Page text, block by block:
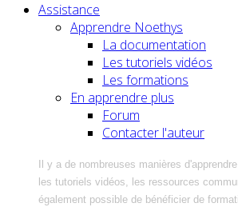
Assistance
Apprendre Noethys
La documentation
Les tutoriels vidéos
Les formations
En apprendre plus
Forum
Contacter l'auteur
Il y a de nombreuses manières
les tutoriels vidéos, les ressources
également possible de bénéficier de